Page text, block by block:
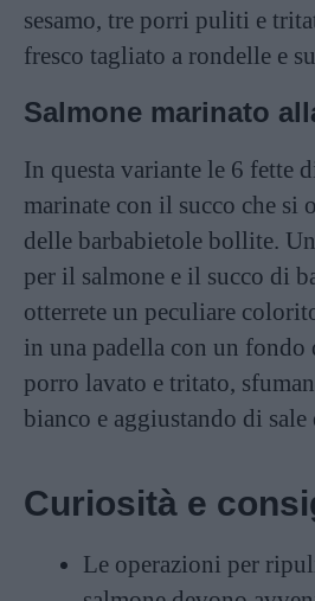
sesamo, tre porri puliti e
fresco tagliato a rondelle e
Salmone marinato
In questa variante le 6 fette
marinate con il succo che si
delle barbabietole bollite.
per il salmone e il succo di
otterrete un peculiare
in una padella con un
porro lavato e tritato,
bianco e aggiustando di sale
Curiosità e
Le operazioni per